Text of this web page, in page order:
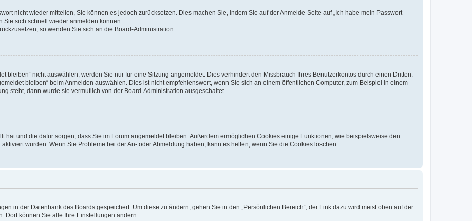
nicht wieder mitteilen, Sie können es jedoch zurücksetzen. Dies machen Sie, indem Sie auf der Anmelde-Seite auf „Ich habe mein Passwort
Sie sich schnell wieder anmelden können.
so wenden Sie sich an die Board-Administration.
bleiben“ nicht auswählen, werden Sie nur für eine Sitzung angemeldet. Dies verhindert den Missbrauch Ihres Benutzerkontos durch einen Dritten.
bleiben“ beim Anmelden auswählen. Dies ist nicht empfehlenswert, wenn Sie sich an einem öffentlichen Computer, zum Beispiel in einem
steht, dann wurde sie vermutlich von der Board-Administration ausgeschaltet.
hat und die dafür sorgen, dass Sie im Forum angemeldet bleiben. Außerdem ermöglichen Cookies einige Funktionen, wie beispielsweise den
wurden. Wenn Sie Probleme bei der An- oder Abmeldung haben, kann es helfen, wenn Sie die Cookies löschen.
in der Datenbank des Boards gespeichert. Um diese zu ändern, gehen Sie in den „Persönlichen Bereich“; der Link dazu wird meist oben auf der
Dort können Sie alle Ihre Einstellungen ändern.